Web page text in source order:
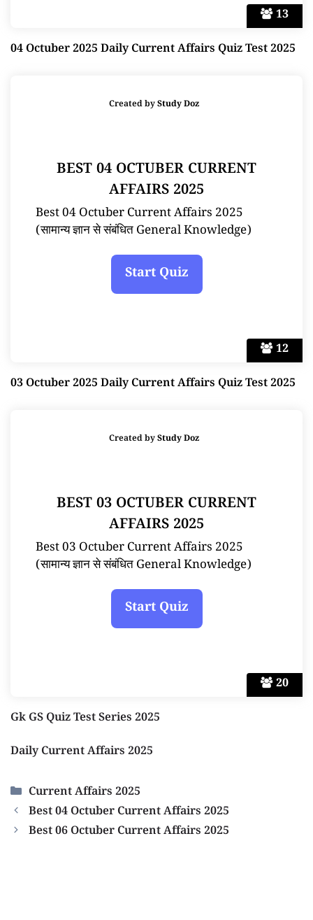
13
04 Octuber 2025 Daily Current Affairs Quiz Test 2025
12
Created byStudy Doz
BEST 04 OCTUBER CURRENT
AFFAIRS 2025
Best 04 Octuber Current Affairs 2025
(सामान्य ज्ञान से संबंधित General Knowledge)
03 Octuber 2025 Daily Current Affairs Quiz Test 2025
20
Created byStudy Doz
BEST 03 OCTUBER CURRENT
AFFAIRS 2025
Best 03 Octuber Current Affairs 2025
(सामान्य ज्ञान से संबंधित General Knowledge)
Gk GS Quiz Test Series 2025
Daily Current Affairs 2025
Categories
Current Affairs 2025
Best 04 Octuber Current Affairs 2025
Best 06 Octuber Current Affairs 2025